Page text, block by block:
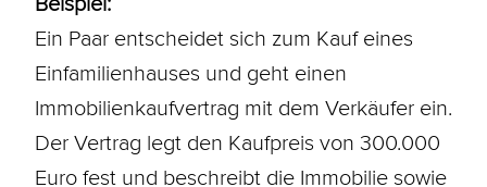
Ein Paar entscheidet sich zum Kauf eines
Einfamilienhauses und geht einen
Immobilienkaufvertrag mit dem Verkäufer ein.
Der Vertrag legt den Kaufpreis von 300.000
Euro fest und beschreibt die Immobilie sowie